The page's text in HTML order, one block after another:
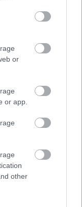
or
or app.
other
pumpa
prema van,
u kanal. Voda
luk prije nego
tamo gdje
površinu.
ili
za uzgoj.
ili
vode i
i vlaga